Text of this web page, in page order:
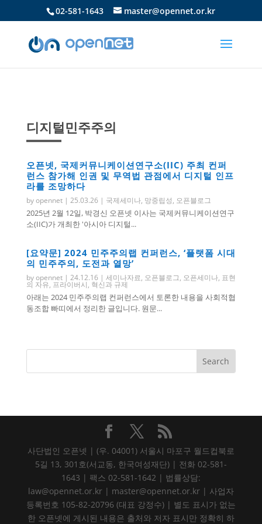
02-581-1643 master@opennet.or.kr
디지털민주주의
오픈넷, 국제커뮤니케이션연구소(IIC) 주최 컨퍼
런스 참가해 인권 및 무역법 관점에서 디지털 인프
라를 조망하다
byopennet| 25.03.26| 국제세미나, 망중립성, 오픈블로그
2025년 2월 12일, 박경신 오픈넷 이사는 국제커뮤니케이션연구
소(IIC)가 개최한 '아시아 디지털...
[요약문] 2024 민주주의랩 컨퍼런스, ‘플랫폼 시대
의 민주주의, 도전과 열망’
byopennet| 24.12.16| 세미나자료, 오픈블로그, 오픈세미나, 표현
의 자유, 프라이버시, 혁신과 규제
아래는 2024 민주주의랩 컨퍼런스에서 토론한 내용을 사회적협
동조합 빠띠에서 정리한 글입니다. 원문...
사단법인 오픈넷 | (우. 04001) 서울시 마포구 월드컵북로
5길 13, 301호(서교동, 한국여성재단) | 전화 02-581-
1643 | 팩스 02-581-1642 | 법률상담:
law@opennet.or.kr | master@opennet.or.kr | 사업자
등록번호 105-82-20796 (대표 강정수) | 별도 표시가 없는
한 오픈넷에 게시된 내용은 출처와 저자 표시만 정확히 하